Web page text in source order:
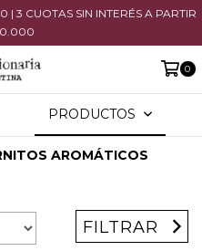
3 CUOTAS SIN INTERÉS A PARTIR
0
PRODUCTOS
AROMÁTICOS
FILTRAR